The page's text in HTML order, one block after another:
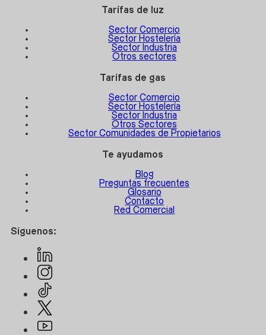
Tarifas de luz
Sector Comercio
Sector Hostelería
Sector Industria
Otros sectores
Tarifas de gas
Sector Comercio
Sector Hostelería
Sector Industria
Otros Sectores
Sector Comunidades de Propietarios
Te ayudamos
Blog
Preguntas frecuentes
Glosario
Contacto
Red Comercial
Síguenos: